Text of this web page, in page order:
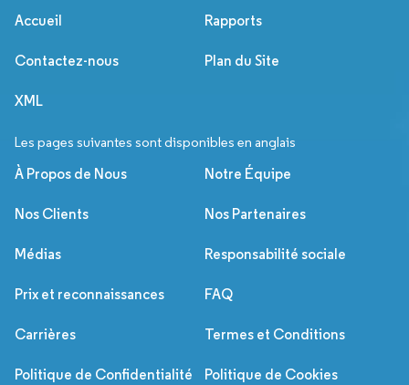
Accueil Rapports
Contactez-nous Plan du Site
XML
Les pages suivantes sont disponibles en anglais
À Propos de Nous Notre Équipe
Nos Clients Nos Partenaires
Médias Responsabilité sociale
Prix et reconnaissances FAQ
Carrières Termes et Conditions
Politique de Confidentialité Politique de Cookies